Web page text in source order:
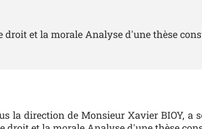
droit et la morale Analyse d'une thèse
la direction de Monsieur Xavier BIOY, a